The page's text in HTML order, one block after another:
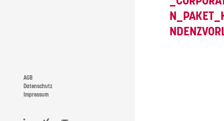
AGB
Datenschutz
Impressum